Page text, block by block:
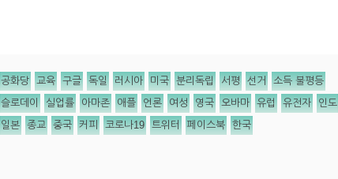
공화당 교육 구글 독일 러시아 미국 분리독립 서평 선거 소득 불평등
슬로데이 실업률 아마존 애플 언론 여성 영국 오바마 유럽 유전자 인도
일본 종교 중국 커피 코로나19 트위터 페이스북 한국